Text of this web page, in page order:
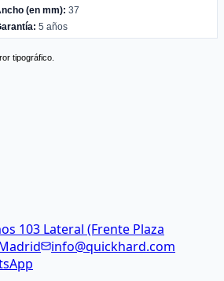
(en mm): 37
5 años
tipográfico.
103 Lateral (Frente Plaza
info@quickhard.com